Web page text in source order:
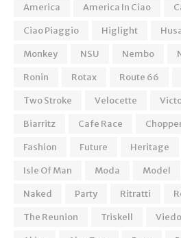
America
America In Ciao
Ciao Piaggio
Higlight
Monkey
NSU Nembo
Ronin
Rotax Route 66
Two Stroke
Velocette
Biarritz
Cafe Race
Fashion
Future Heritage
Isle Of Man
Moda Model
Naked
Party Ritratti
The Reunion
Triskell Viedo